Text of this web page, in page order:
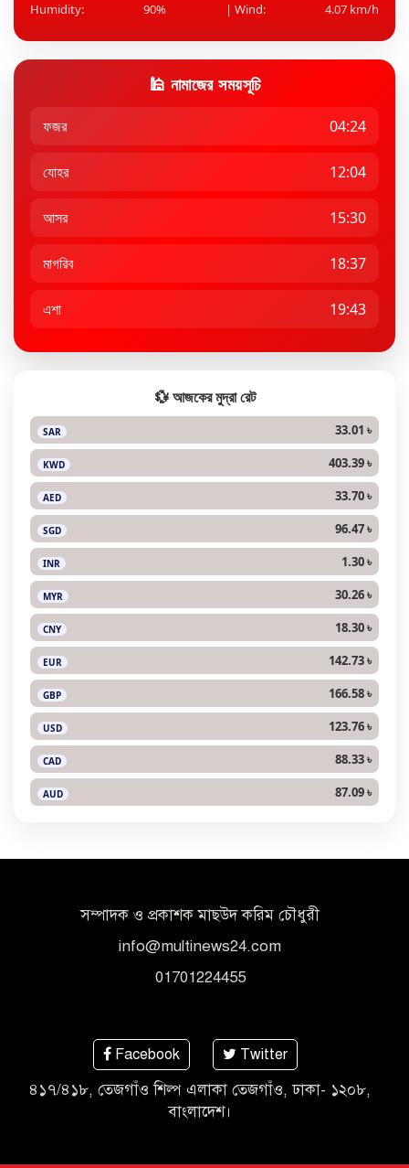
Humidity: 90% | Wind: 4.07 km/h
🕌 নামাজের সময়সূচি
ফজর 04:24
যোহর 12:04
আসর 15:30
মাগরিব 18:37
এশা 19:43
💱 আজকের মুদ্রা রেট
SAR 33.01 ৳
KWD 403.39 ৳
AED 33.70 ৳
SGD 96.47 ৳
INR 1.30 ৳
MYR 30.26 ৳
CNY 18.30 ৳
EUR 142.73 ৳
GBP 166.58 ৳
USD 123.76 ৳
CAD 88.33 ৳
AUD 87.09 ৳
সম্পাদক ও প্রকাশক মাছউদ করিম চৌধুরী
info@multinews24.com
01701224455
Facebook Twitter
৪১৭/৪১৮, তেজগাঁও শিল্প এলাকা তেজগাঁও, ঢাকা- ১২০৮,
বাংলাদেশ।